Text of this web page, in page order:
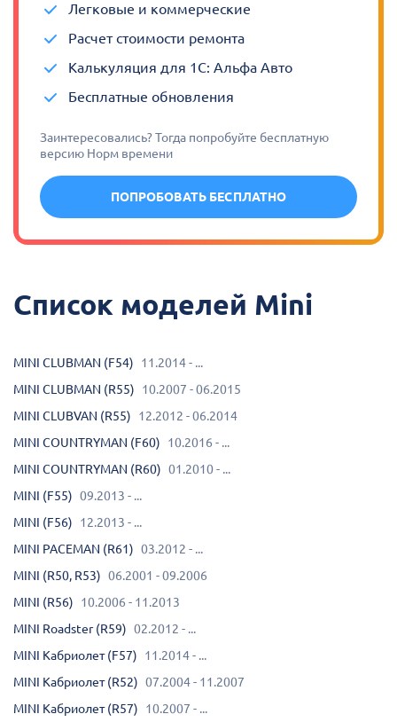
Легковые и коммерческие
Расчет стоимости ремонта
Калькуляция для 1С: Альфа Авто
Бесплатные обновления
Заинтересовались? Тогда попробуйте бесплатную
версию Норм времени
ПОПРОБОВАТЬ БЕСПЛАТНО
Список моделей Mini
MINI CLUBMAN (F54)
11.2014 - ...
MINI CLUBMAN (R55)
10.2007 - 06.2015
MINI CLUBVAN (R55)
12.2012 - 06.2014
MINI COUNTRYMAN (F60)
10.2016 - ...
MINI COUNTRYMAN (R60) 01.2010 - ...
MINI (F55) 09.2013 - ...
MINI (F56)
12.2013 - ...
MINI PACEMAN (R61) 03.2012 - ...
MINI (R50, R53) 06.2001 - 09.2006
MINI (R56)
10.2006 - 11.2013
MINI Roadster (R59) 02.2012 - ...
MINI Кабриолет (F57)
11.2014 - ...
MINI Кабриолет (R52) 07.2004 - 11.2007
MINI Кабриолет (R57)
10.2007 - ...